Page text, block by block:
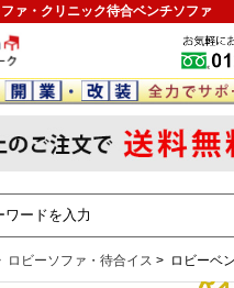
ァ・クリニック待合ベンチソファ
ロビーソファ・待合イス ロビーベ